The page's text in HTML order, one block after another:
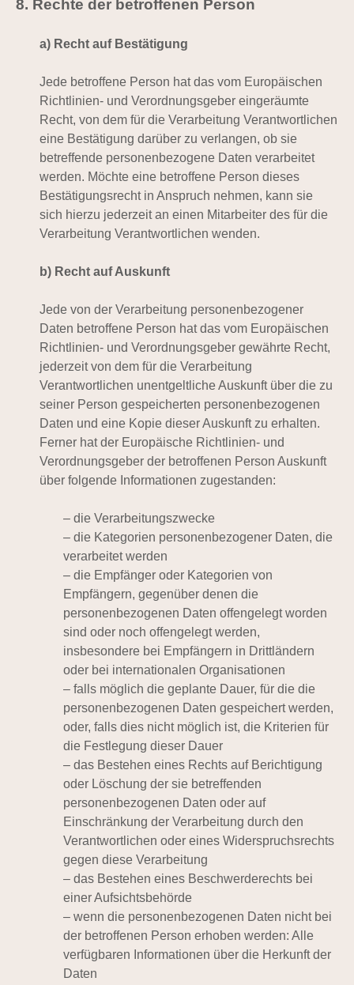
8. Rechte der betroffenen Person
a) Recht auf Bestätigung
Jede betroffene Person hat das vom Europäischen
Richtlinien- und Verordnungsgeber eingeräumte
Recht, von dem für die Verarbeitung Verantwortlichen
eine Bestätigung darüber zu verlangen, ob sie
betreffende personenbezogene Daten verarbeitet
werden. Möchte eine betroffene Person dieses
Bestätigungsrecht in Anspruch nehmen, kann sie
sich hierzu jederzeit an einen Mitarbeiter des für die
Verarbeitung Verantwortlichen wenden.
b) Recht auf Auskunft
Jede von der Verarbeitung personenbezogener
Daten betroffene Person hat das vom Europäischen
Richtlinien- und Verordnungsgeber gewährte Recht,
jederzeit von dem für die Verarbeitung
Verantwortlichen unentgeltliche Auskunft über die zu
seiner Person gespeicherten personenbezogenen
Daten und eine Kopie dieser Auskunft zu erhalten.
Ferner hat der Europäische Richtlinien- und
Verordnungsgeber der betroffenen Person Auskunft
über folgende Informationen zugestanden:
– die Verarbeitungszwecke
– die Kategorien personenbezogener Daten, die
verarbeitet werden
– die Empfänger oder Kategorien von
Empfängern, gegenüber denen die
personenbezogenen Daten offengelegt worden
sind oder noch offengelegt werden,
insbesondere bei Empfängern in Drittländern
oder bei internationalen Organisationen
– falls möglich die geplante Dauer, für die die
personenbezogenen Daten gespeichert werden,
oder, falls dies nicht möglich ist, die Kriterien für
die Festlegung dieser Dauer
– das Bestehen eines Rechts auf Berichtigung
oder Löschung der sie betreffenden
personenbezogenen Daten oder auf
Einschränkung der Verarbeitung durch den
Verantwortlichen oder eines Widerspruchsrechts
gegen diese Verarbeitung
– das Bestehen eines Beschwerderechts bei
einer Aufsichtsbehörde
– wenn die personenbezogenen Daten nicht bei
der betroffenen Person erhoben werden: Alle
verfügbaren Informationen über die Herkunft der
Daten